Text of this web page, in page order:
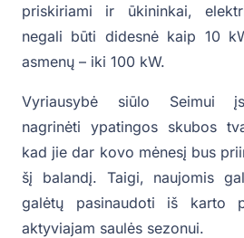
priskiriami ir ūkininkai,
negali būti didesnė kaip 10
asmenų – iki 100 kW.
Vyriausybė siūlo Seimui
nagrinėti ypatingos skubos
kad jie dar kovo mėnesį bus
šį balandį. Taigi, naujomis
galėtų pasinaudoti iš karto
aktyviajam saulės sezonui.